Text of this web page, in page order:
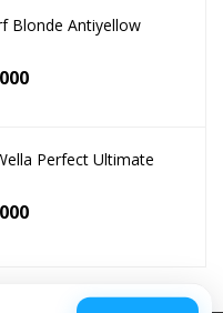
Blonde Antiyellow
Perfect Ultimate